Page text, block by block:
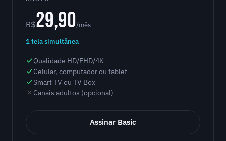
R$29,90/mês
1 tela simultânea
Qualidade HD/FHD/4K
Celular, computador ou tablet
Smart TV ou TV Box
Canais adultos (opcional)
Assinar Basic